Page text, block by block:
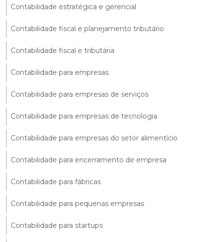
Contabilidade estratégica e gerencial
Contabilidade fiscal e planejamento tributário
Contabilidade fiscal e tributária
Contabilidade para empresas
Contabilidade para empresas de serviços
Contabilidade para empresas de tecnologia
Contabilidade para empresas do setor alimentício
Contabilidade para encerramento de empresa
Contabilidade para fábricas
Contabilidade para pequenas empresas
Contabilidade para startups